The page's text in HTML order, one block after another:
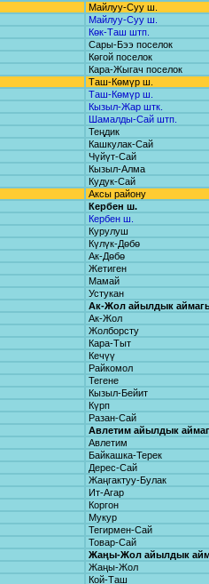
Майлуу-Суу ш.
Майлуу-Суу ш.
Көк-Таш штп.
Сары-Бээ поселок
Көгой поселок
Кара-Жыгач поселок
Таш-Көмүр ш.
Таш-Көмүр ш.
Кызыл-Жар штк.
Шамалды-Сай штп.
Теңдик
Кашкулак-Сай
Чүйүт-Сай
Кызыл-Алма
Кудук-Сай
Аксы району
Кербен ш.
Кербен ш.
Курулуш
Күлүк-Дөбө
Ак-Дөбө
Жетиген
Мамай
Устукан
Ак-Жол айылдык
Ак-Жол
Жолборсту
Кара-Тыт
Кечүү
Райкомол
Тегене
Кызыл-Бейит
Күрп
Разан-Сай
Авлетим айылдык
Авлетим
Байкашка-Терек
Дерес-Сай
Жаңгактуу-Булак
Ит-Агар
Коргон
Мукур
Тегирмен-Сай
Товар-Сай
Жаңы-Жол айылдык
Жаңы-Жол
Кой-Таш